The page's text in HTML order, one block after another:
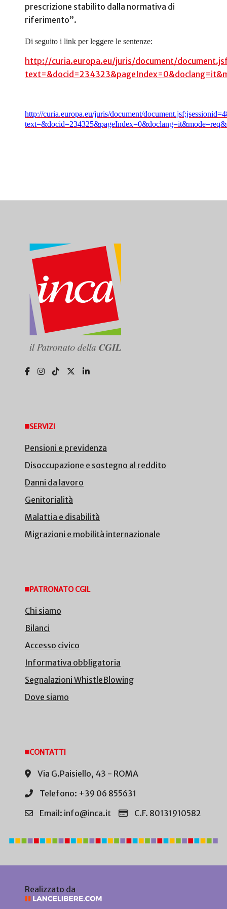
prescrizione stabilito dalla normativa di
riferimento”.
Di seguito i link per leggere le sentenze:
http://curia.europa.eu/juris/document/
http://curia.europa.eu/juris/document/
SERVIZI
Pensioni e previdenza
Disoccupazione e sostegno al reddito
Danni da lavoro
Genitorialità
Malattia e disabilità
Migrazioni e mobilità internazionale
PATRONATO CGIL
Chi siamo
Bilanci
Accesso civico
Informativa obbligatoria
Segnalazioni WhistleBlowing
Dove siamo
CONTATTI
Via G.Paisiello, 43 - ROMA
Telefono: +39 06 855631
Email: info@inca.it
C.F. 80131910582
Realizzato da